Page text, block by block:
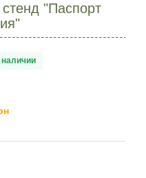
"Паспорт
наличии